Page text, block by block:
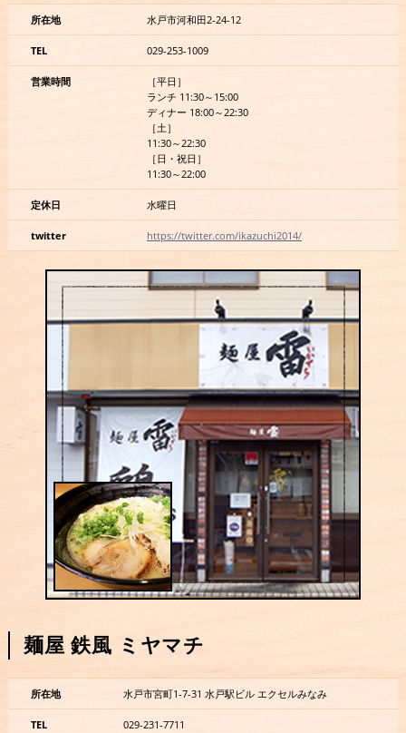
所在地 水戸市河和田2-24-12
TEL 029-253-1009
営業時間
［平日］
ランチ 11:30～15:00
ディナー 18:00～22:30
［土］
11:30～22:30
［日・祝日］
11:30～22:00
定休日 水曜日
twitter https://twitter.com/ikazuchi2014/
麺屋 鉄風 ミヤマチ
所在地 水戸市宮町1-7-31 水戸駅ビル エクセルみなみ
TEL 029-231-7711